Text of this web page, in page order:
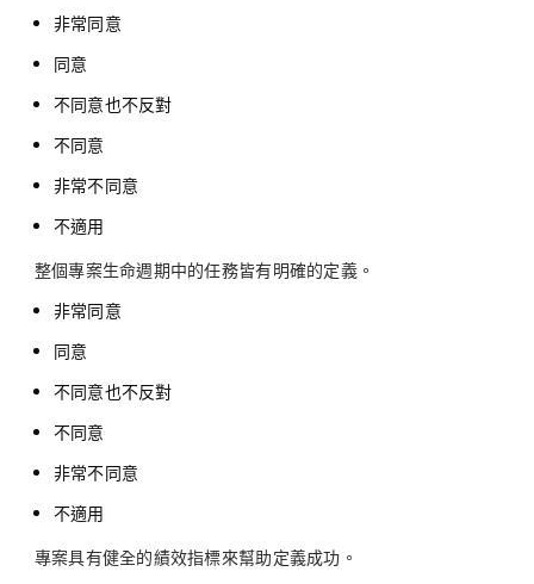
非常同意
同意
不同意也不反對
不同意
非常不同意
不適用
整個專案生命週期中的任務皆有明確的定義。
非常同意
同意
不同意也不反對
不同意
非常不同意
不適用
專案具有健全的績效指標來幫助定義成功。